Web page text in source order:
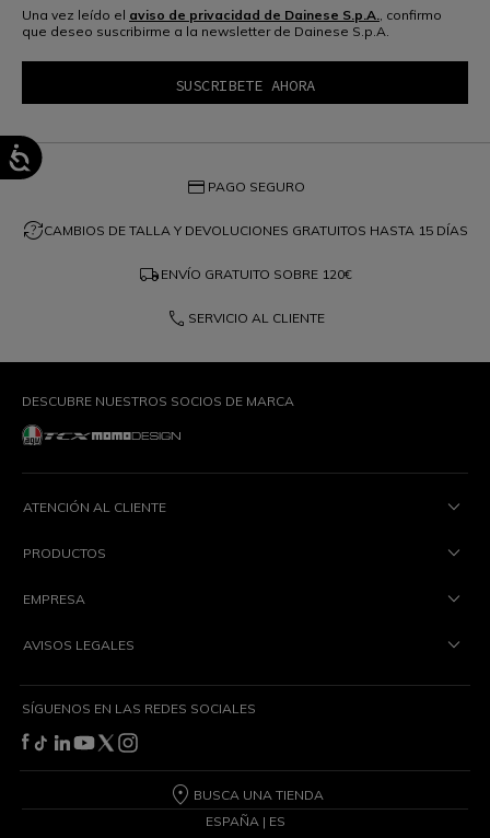
Una vez leído el aviso de privacidad de Dainese S.p.A.
, confirmo
que deseo suscribirme a la newsletter de Dainese S.p.A.
credit_card PAGO SEGURO
question_exchangeCAMBIOS DE TALLA Y DEVOLUCIONES GRATUITOS HASTA 15 DÍAS
local_shipping ENVÍO GRATUITO SOBRE 120€
phone SERVICIO AL CLIENTE
DESCUBRE NUESTROS SOCIOS DE MARCA
ATENCIÓN AL CLIENTE
PRODUCTOS
EMPRESA
AVISOS LEGALES
SÍGUENOS EN LAS REDES SOCIALES
BUSCA UNA TIENDA
ESPAÑA | ES